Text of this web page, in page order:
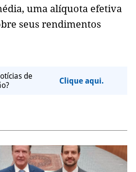
uma alíquota efetiva
seus rendimentos
de
Clique aqui.